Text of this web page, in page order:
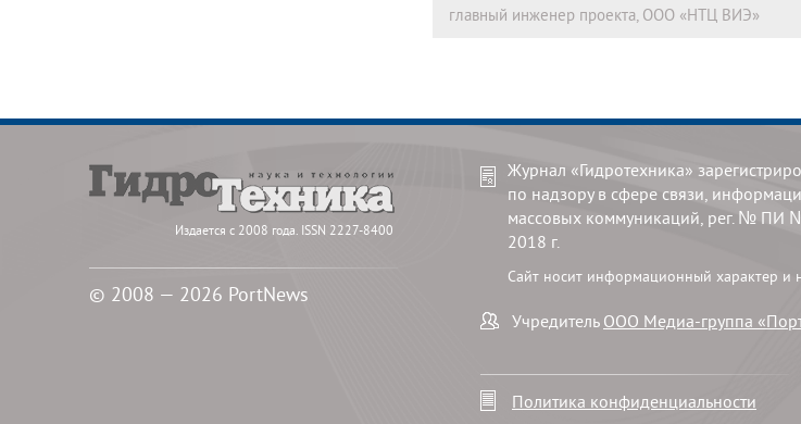
главный инженер проекта, ООО «НТЦ ВИЭ»
Издается с 2008 года. ISSN 2227-8400
© 2008 — 2026 PortNews
Журнал «Гидротехника»
по надзору в сфере связи,
массовых коммуникаций, рег. № ПИ
2018 г.
Сайт носит информационный характер и
Учредитель ООО Медиа-группа
Политика конфиденциальности